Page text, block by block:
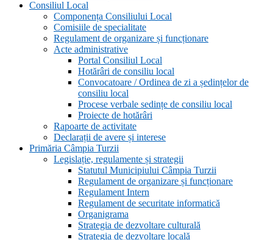
Consiliul Local
Componența Consiliului Local
Comisiile de specialitate
Regulament de organizare și funcționare
Acte administrative
Portal Consiliul Local
Hotărâri de consiliu local
Convocatoare / Ordinea de zi a ședințelor de
consiliu local
Procese verbale sedințe de consiliu local
Proiecte de hotărâri
Rapoarte de activitate
Declarații de avere și interese
Primăria Câmpia Turzii
Legislație, regulamente și strategii
Statutul Municipiului Câmpia Turzii
Regulament de organizare și funcționare
Regulament Intern
Regulament de securitate informatică
Organigrama
Strategia de dezvoltare culturală
Strategia de dezvoltare locală